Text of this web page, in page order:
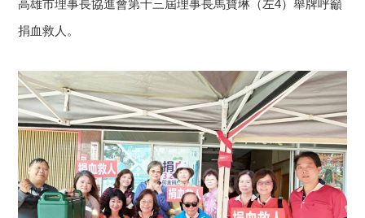
高雄市理事長協進會第十三屆理事長馬寶琳（左4）舉牌呼籲
捐血救人。